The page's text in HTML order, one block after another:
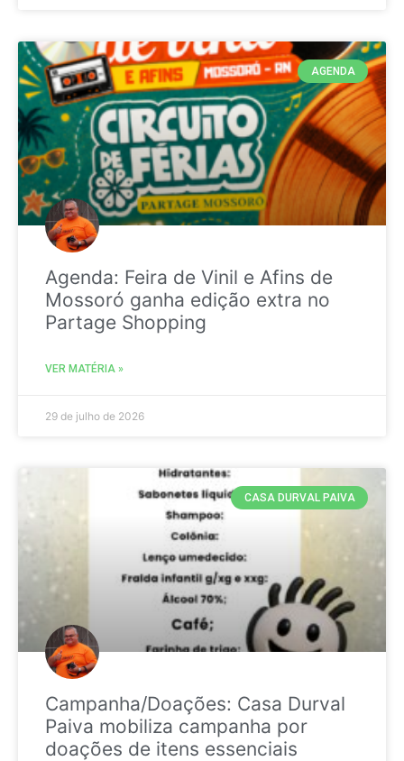
AGENDA
Agenda: Feira de Vinil e Afins de
Mossoró ganha edição extra no
Partage Shopping
VER MATÉRIA »
29 de julho de 2026
CASA DURVAL PAIVA
Campanha/Doações: Casa Durval
Paiva mobiliza campanha por
doações de itens essenciais